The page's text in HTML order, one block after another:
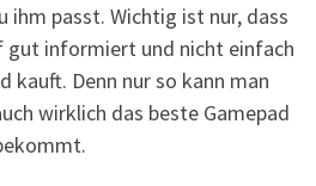
ihm passt. Wichtig ist nur, dass
gut informiert und nicht einfach
kauft. Denn nur so kann man
wirklich das beste Gamepad